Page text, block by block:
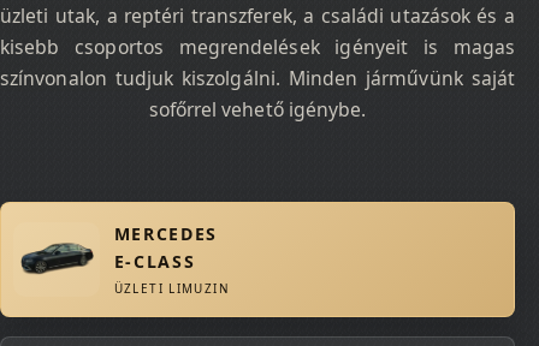
üzleti utak, a reptéri transzferek, a családi utazások és a
kisebb csoportos megrendelések igényeit is magas
színvonalon tudjuk kiszolgálni. Minden járművünk saját
sofőrrel vehető igénybe.
MERCEDES
E-CLASS
ÜZLETI LIMUZIN